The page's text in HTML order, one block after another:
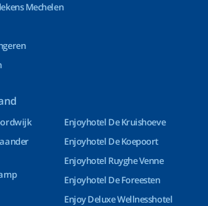
Mechelen
Enjoyhotel De Kruishoeve
Enjoyhotel De Koepoort
Enjoyhotel Ruyghe Venne
Enjoyhotel De Foreesten
Enjoy Deluxe Wellnesshotel